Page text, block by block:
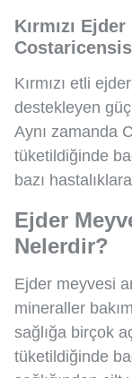
Kırmızı
Kırmızı etli
destekleyen
Aynı zamanda
tüketildiğinde
bazı
Ejder
Nelerdir?
Ejder meyvesi
mineraller
sağlığa birçok
tüketildiğinde